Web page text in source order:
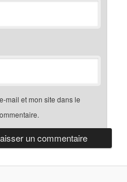
mail et mon site dans le